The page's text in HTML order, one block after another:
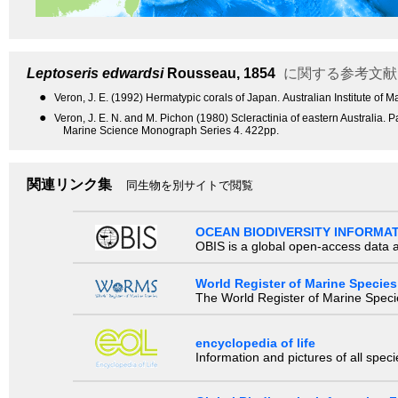
Leptoseris edwardsiRousseau, 1854 に関する参考文献
● Veron, J. E. (1992) Hermatypic corals of Japan. Australian Institute of
●
Veron, J. E. N. and M. Pichon (1980) Scleractinia of eastern
Marine Science Monograph Series 4. 422pp.
関連リンク集 同生物を別サイトで閲覧
OCEAN BIODIVERSITY
OBIS is a global open-access data
World Register of Marine Species
The World Register of Marine
encyclopedia of life
Information and pictures of all